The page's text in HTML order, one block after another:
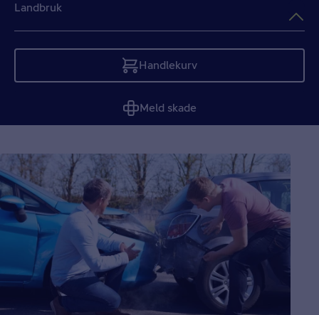
Landbruk
Handlekurv
Tom
Meld skade